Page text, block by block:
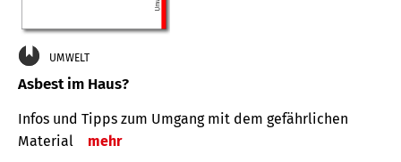
UMWELT
Asbest im Haus?
Infos und Tipps zum Um­gang mit dem ge­fähr­lichen
Mate­rial
mehr